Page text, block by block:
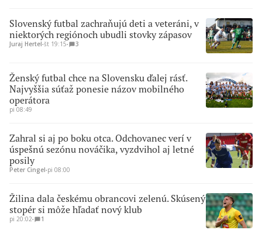
Slovenský futbal zachraňujú deti a veteráni, v
niektorých regiónoch ubudli stovky zápasov
Juraj Hertel∙št 19:15∙ 3
Ženský futbal chce na Slovensku ďalej rásť.
Najvyššia súťaž ponesie názov mobilného
operátora
pi 08:49
Zahral si aj po boku otca. Odchovanec verí v
úspešnú sezónu nováčika, vyzdvihol aj letné
posily
Peter Cingel∙pi 08:00
Žilina dala českému obrancovi zelenú. Skúsený
stopér si môže hľadať nový klub
pi 20:02∙ 1